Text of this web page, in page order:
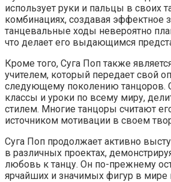
использует руки и пальцы в своих
комбинациях, создавая эффектное
танцевальные ходы невероятно
что делает его выдающимся
Кроме того, Суга Поп также
учителем, который передает свой
следующему поколению танцоров.
классы и уроки по всему миру,
стилем. Многие танцоры считают
источником мотивации в своем
Суга Поп продолжает активно
в различных проектах,
любовь к танцу. Он по-прежнему
ярчайших и значимых фигур в мире